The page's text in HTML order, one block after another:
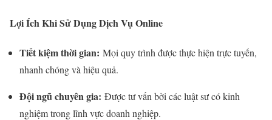
Lợi Ích Khi Sử Dụng Dịch Vụ Online
Tiết kiệm thời gian: Mọi quy trình được thực hiện trực tuyến,
nhanh chóng và hiệu quả.
Đội ngũ chuyên gia: Được tư vấn bởi các luật sư có kinh
nghiệm trong lĩnh vực doanh nghiệp.